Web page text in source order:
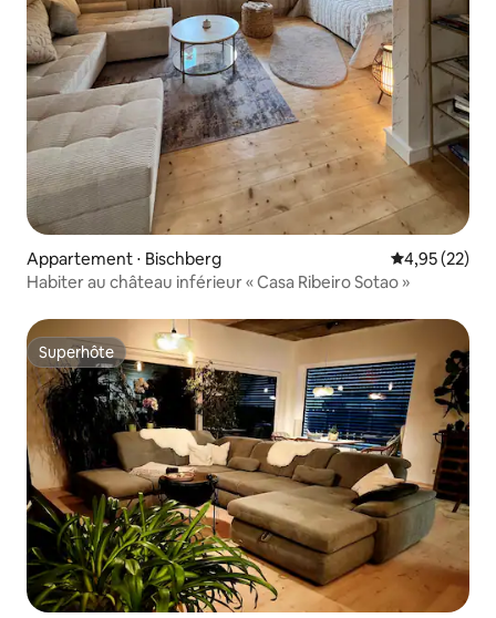
Appartement ⋅ Bischberg Évaluation
4,95 (22)
Habiter au château inférieur « Casa Ribeiro Sotao »
Superhôte
Superhôte